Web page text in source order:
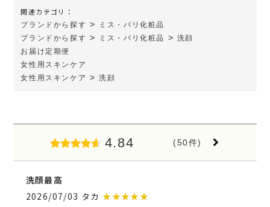
関連カテゴリ：
ブランドから探す >
ミス・パリ化粧品
ブランドから探す > ミス・パリ化粧品 > 洗顔
お届け定期便
女性用スキンケア
女性用スキンケア >洗顔
4.84 (50件)
洗顔最高
2026/07/03 タカ★★★★★